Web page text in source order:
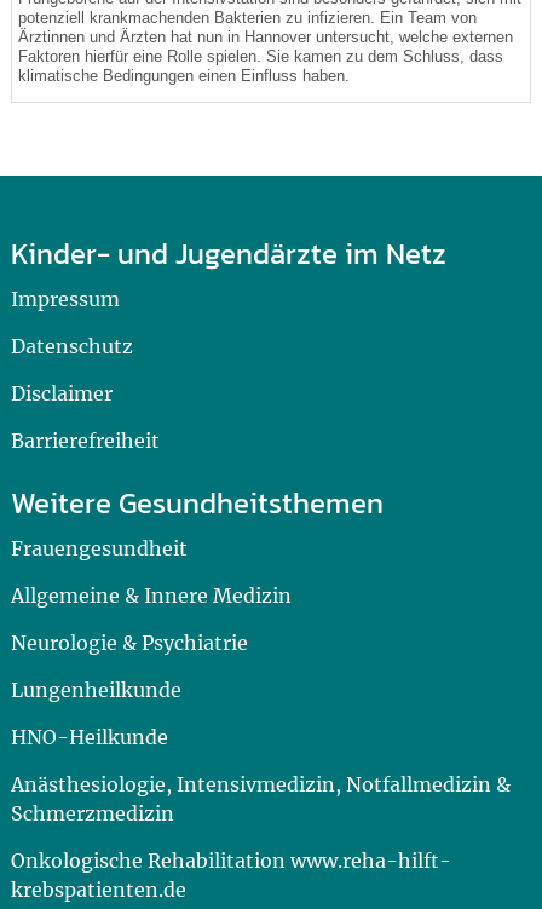
potenziell krankmachenden Bakterien zu infizieren. Ein Team von
Ärztinnen und Ärzten hat nun in Hannover untersucht, welche externen
Faktoren hierfür eine Rolle spielen. Sie kamen zu dem Schluss, dass
klimatische Bedingungen einen Einfluss haben.
Kinder- und Jugendärzte im Netz
Impressum
Datenschutz
Disclaimer
Barrierefreiheit
Weitere Gesundheitsthemen
Frauengesundheit
Allgemeine & Innere Medizin
Neurologie & Psychiatrie
Lungenheilkunde
HNO-Heilkunde
Anästhesiologie, Intensivmedizin, Notfallmedizin &
Schmerzmedizin
Onkologische Rehabilitation www.reha-hilft-
krebspatienten.de